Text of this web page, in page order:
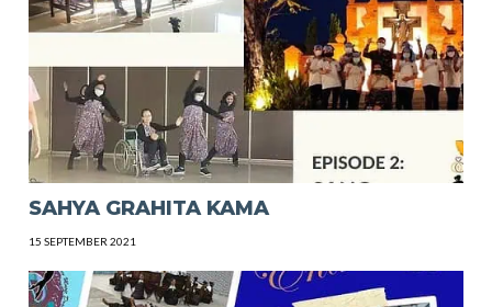
SAHYA GRAHITA KAMA
15 SEPTEMBER 2021